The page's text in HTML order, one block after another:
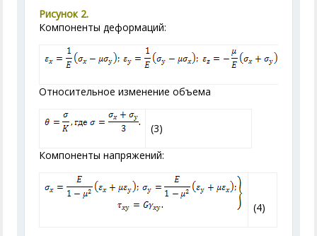
Рисунок 2.
Компоненты деформаций:
Относительное изменение объема
(3)
Компоненты напряжений:
(4)